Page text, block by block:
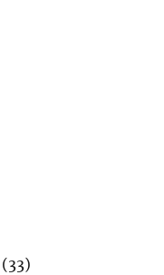
(33)